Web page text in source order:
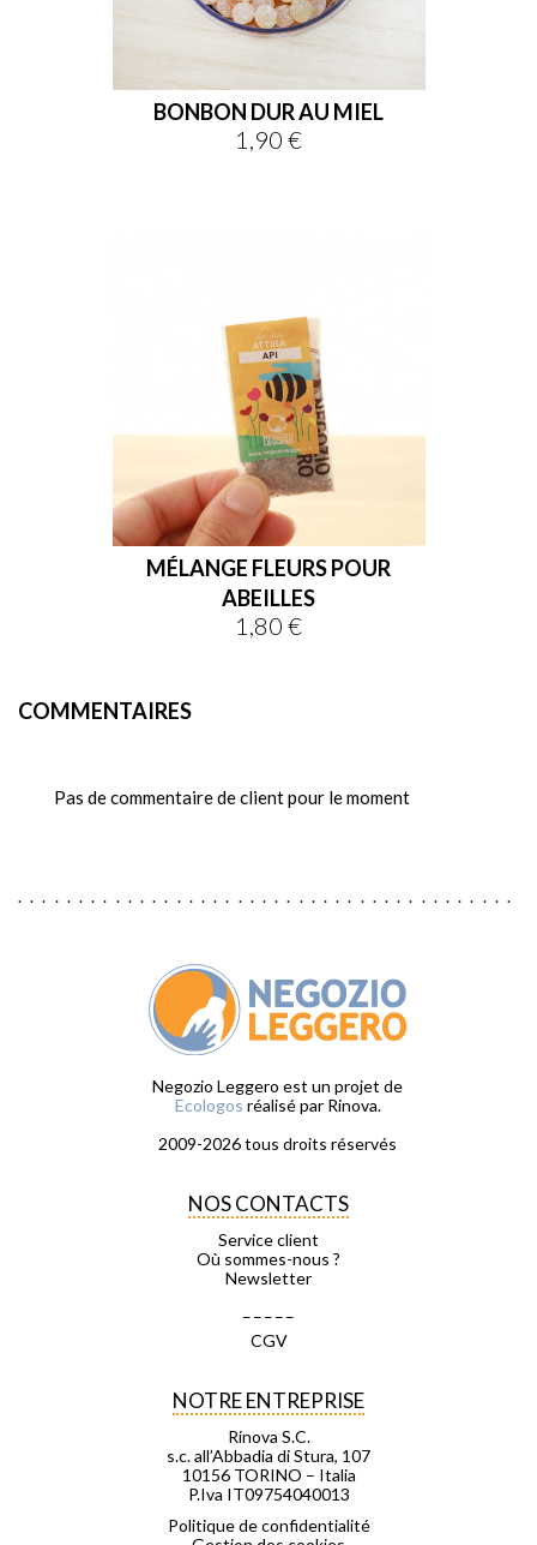
BONBON DUR AU MIEL
Prix
1,90 €
MÉLANGE FLEURS POUR
ABEILLES
Prix
1,80 €
COMMENTAIRES
Pas de commentaire de client pour le moment
Negozio Leggero est un projet de
Ecologos réalisé par Rinova.
2009-2026 tous droits réservés
NOS CONTACTS
Service client
Où sommes-nous ?
Newsletter
CGV
NOTRE ENTREPRISE
Rinova S.C.
s.c. all’Abbadia di Stura, 107
10156 TORINO – Italia
P.Iva IT09754040013
Politique de confidentialité